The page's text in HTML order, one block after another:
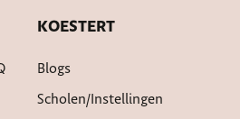
KOESTERT
Blogs
Scholen/instellingen